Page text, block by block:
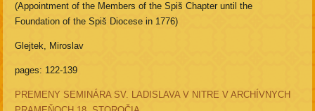
(Appointment of the Members of the Spiš Chapter until the
Foundation of the Spiš Diocese in 1776)
Glejtek, Miroslav
pages: 122-139
PREMENY SEMINÁRA SV. LADISLAVA V NITRE V ARCHÍVNYCH